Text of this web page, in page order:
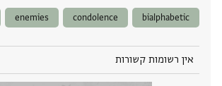
bialphabetic
condolence
enemies
אין רשומות קשורות